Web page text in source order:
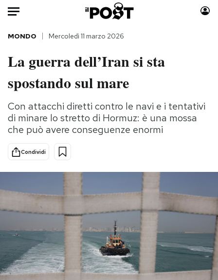
Auto
HOME
Italia
Politica
Tecnologia
Scienza
Sport
Moda
Consumismi
Storie/Idee
Altrecose
Mondiali calcio 2026
NEWSLETTER
MONDO Mercoledì 11 marzo 2026
La guerra dell’Iran si sta
spostando sul mare
Con attacchi diretti contro le navi e i tentativi
di minare lo stretto di Hormuz: è una mossa
che può avere conseguenze enormi
Condividi